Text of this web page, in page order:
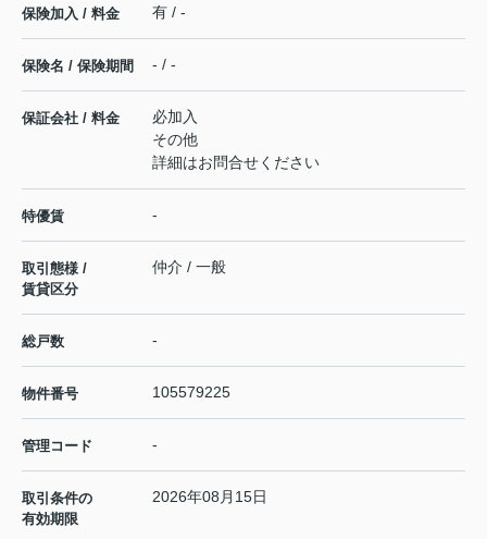
保険加入 / 料金 有 / -
保険名 / 保険期間 - / -
保証会社 / 料金
必加入
その他
詳細はお問合せください
特優賃 -
取引態様 /
賃貸区分
仲介 / 一般
総戸数 -
物件番号 105579225
管理コード -
取引条件の
有効期限
2026年08月15日